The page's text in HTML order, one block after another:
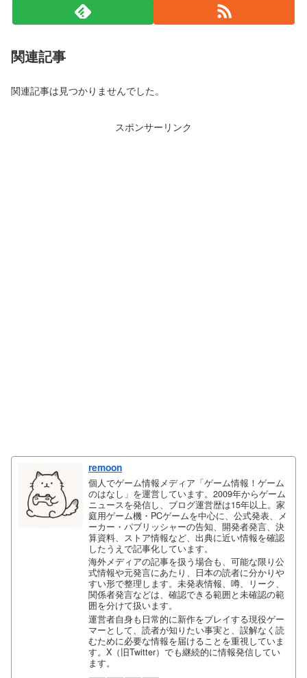
関連記事
関連記事は見つかりませんでした。
スポンサーリンク
remoon
個人でゲーム情報メディア「ゲーム情報！ゲーム
のはなし」を運営しています。2009年からゲーム
ニュースを発信し、ブログ運営歴は15年以上。家
庭用ゲーム機・PCゲームを中心に、公式発表、メ
ーカー・パブリッシャーの告知、開発者発言、決
算資料、ストア情報など、出典に近い情報を確認
したうえで記事化しています。
海外メディアの記事を扱う場合も、可能な限り公
式情報や元発言にあたり、日本の読者に分かりや
すい形で整理します。未発表情報、噂、リーク、
関係者発言などは、確認できる範囲と未確認の範
囲を分けて扱います。
運営者自身も日常的に新作をプレイする現役ゲー
マーとして、読者が知りたい事実と、誤解なく読
むために必要な情報を届けることを重視していま
す。X（旧Twitter）でも継続的に情報発信してい
ます。